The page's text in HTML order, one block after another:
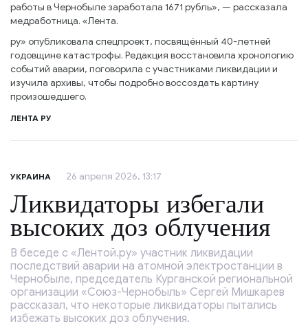
работы в Чернобыле заработала 1671 рубль», — рассказала
медработница. «Лента.
ру» опубликовала спецпроект, посвящённый 40-летней
годовщине катастрофы. Редакция восстановила хронологию
событий аварии, поговорила с участниками ликвидации и
изучила архивы, чтобы подробно воссоздать картину
произошедшего.
ЛЕНТА РУ
УКРАИНА 26 апреля 2026, 13:17
Ликвидаторы избегали
высоких доз облучения
В беседе с «Лентой.ру» участник ликвидации
последствий аварии на атомной электростанции в
Чернобыле, председатель Курганской региональной
организации «Союз-Чернобыль» Сергей Мишкарев
рассказал, что некоторые ликвидаторы пытались
избежать высоких доз облучения.